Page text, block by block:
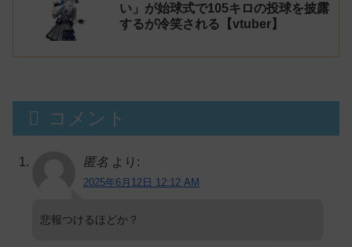
い」が始球式で105キロの投球を披露
するが冷笑される【vtuber】
コメント
匿名 より:
2025年6月12日 12:12 AM
悲報つけるほどか？